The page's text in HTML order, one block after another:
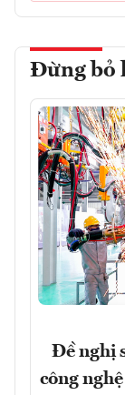
Đừng bỏ
Đề nghị
công